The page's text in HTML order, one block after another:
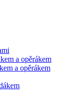
a opěrákem
a opěrákem